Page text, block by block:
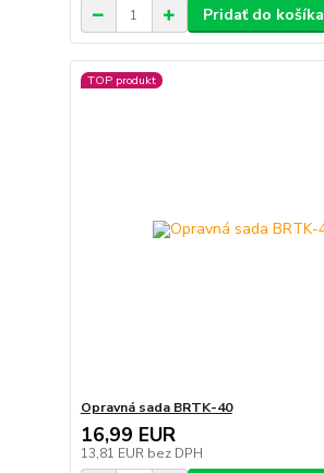
Pridať do košíka
TOP produkt
Opravná sada BRTK-40
16,99 EUR
13,81 EUR bez DPH